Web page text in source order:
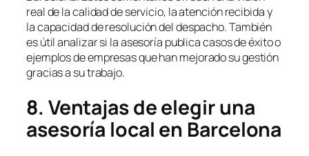
real de la calidad de servicio, la atención recibida y
la capacidad de resolución del despacho. También
es útil analizar si la asesoría publica casos de éxito o
ejemplos de empresas que han mejorado su gestión
gracias a su trabajo.
8. Ventajas de elegir una
asesoría local en Barcelona